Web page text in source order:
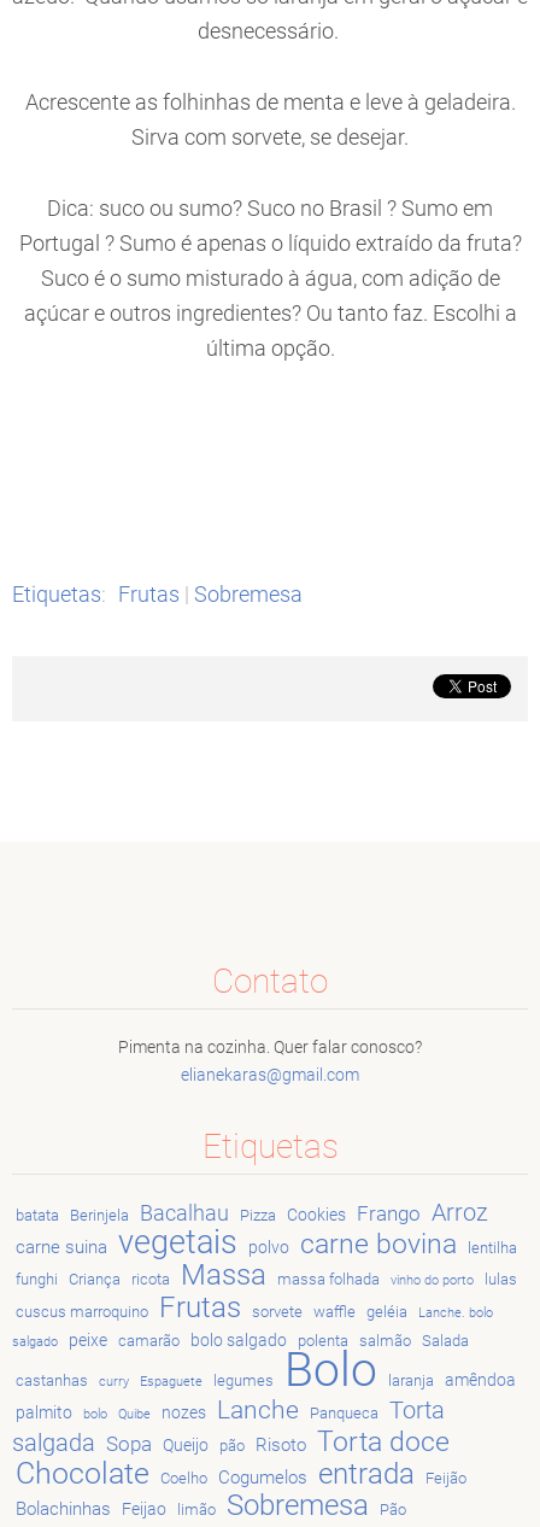
desnecessário.
Acrescente as folhinhas de menta e leve à geladeira.
Sirva com sorvete, se desejar.
Dica: suco ou sumo? Suco no Brasil ? Sumo em
Portugal ? Sumo é apenas o líquido extraído da fruta?
Suco é o sumo misturado à água, com adição de
açúcar e outros ingredientes? Ou tanto faz. Escolhi a
última opção.
Etiquetas: Frutas Sobremesa
Contato
Pimenta na cozinha. Quer falar conosco?
elianekaras@gmai l.com
Etiquetas
batata Berinjela Bacalhau Pizza Cookies Frango Arroz
carne suina vegetais polvo carne bovina
lentilha
funghi
Criança ricota Massa massa folhada vinho do porto
lulas
cuscus marroquino
Frutas sorvete waffle geléia
Lanche. bolo
salgado
peixe camarão bolo salgado polenta salmão Salada
castanhas curry Espaguete legumes Bolo laranja
amêndoa
palmito
bolo Quibe nozes Lanche Panqueca
Torta
salgada Sopa Queijo pão Risoto Torta doce
Chocolate Coelho Cogumelos entrada Feijão
Bolachinhas Feijao limão Sobremesa Pão